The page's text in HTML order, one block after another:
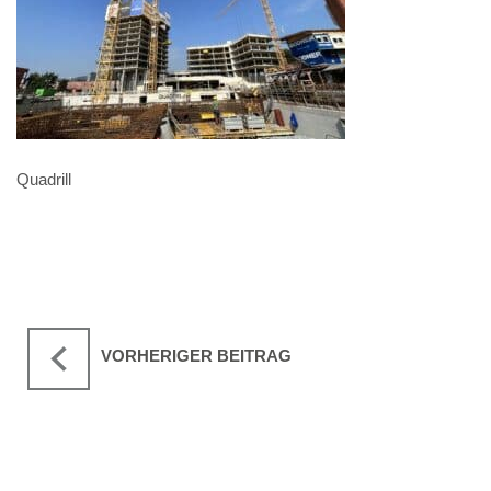
Quadrill
VORHERIGER BEITRAG